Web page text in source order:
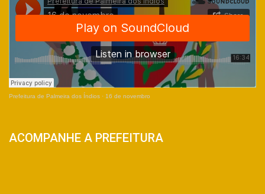
Prefeitura de Palmeira dos Índios · 16 de novembro
ACOMPANHE A PREFEITURA